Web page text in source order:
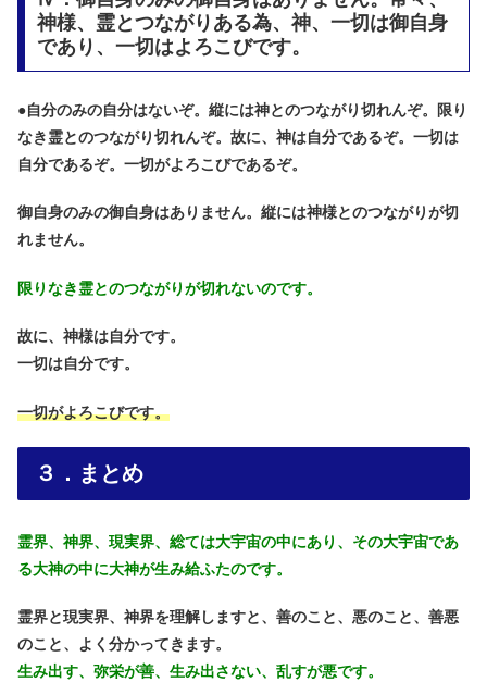
神様、霊とつながりある為、神、一切は御自身
であり、一切はよろこびです。
●自分のみの自分はないぞ。縦には神とのつながり切れんぞ。限り
なき霊とのつながり切れんぞ。故に、神は自分であるぞ。一切は
自分であるぞ。一切がよろこびであるぞ。
御自身のみの御自身はありません。縦には神様とのつながりが切
れません。
限りなき霊とのつながりが切れないのです。
故に、神様は自分です。
一切は自分です。
一切がよろこびです。
３．まとめ
霊界、神界、現実界、総ては大宇宙の中にあり、その大宇宙であ
る大神の中に大神が生み給ふたのです。
霊界と現実界、神界を理解しますと、善のこと、悪のこと、善悪
のこと、よく分かってきます。
生み出す、弥栄が善、生み出さない、乱すが悪です。